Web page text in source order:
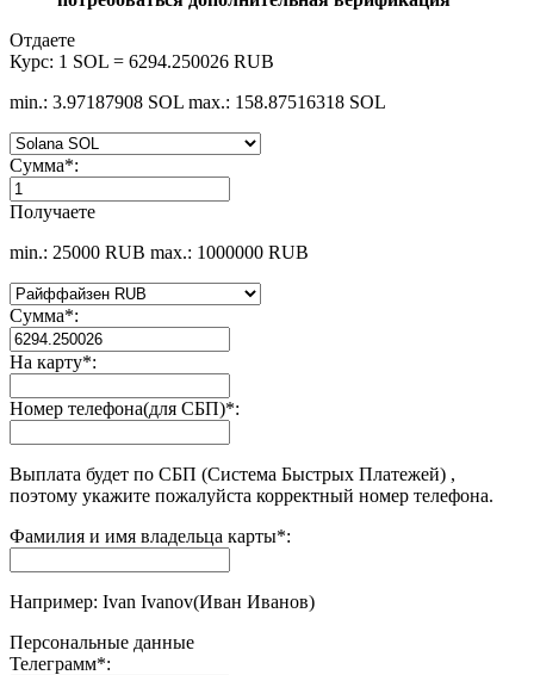
Отдаете
Курс: 1 SOL = 6294.250026 RUB
min.: 3.97187908 SOL max.: 158.87516318 SOL
Сумма*:
Получаете
min.: 25000 RUB max.: 1000000 RUB
Сумма*:
На карту*:
Номер телефона(для СБП)*:
Выплата будет по СБП (Система Быстрых Платежей) ,
поэтому укажите пожалуйста корректный номер телефона.
Фамилия и имя владельца карты*:
Например: Ivan Ivanov(Иван Иванов)
Персональные данные
Телеграмм*: